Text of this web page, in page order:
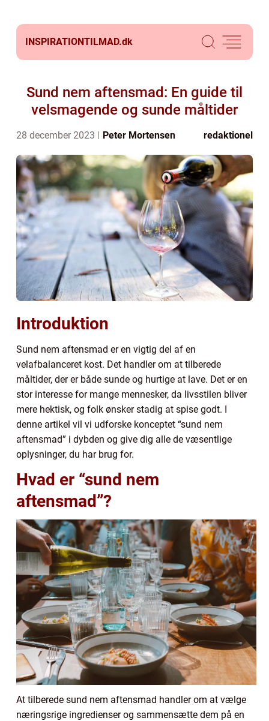
INSPIRATIONTILMAD.dk
Sund nem aftensmad: En guide til
velsmagende og sunde måltider
28 december 2023 Peter Mortensen redaktionel
Introduktion
Sund nem aftensmad er en vigtig del af en
velafbalanceret kost. Det handler om at tilberede
måltider, der er både sunde og hurtige at lave. Det er en
stor interesse for mange mennesker, da livsstilen bliver
mere hektisk, og folk ønsker stadig at spise godt. I
denne artikel vil vi udforske konceptet “sund nem
aftensmad” i dybden og give dig alle de væsentlige
oplysninger, du har brug for.
Hvad er “sund nem
aftensmad”?
At tilberede sund nem aftensmad handler om at vælge
næringsrige ingredienser og sammensætte dem på en